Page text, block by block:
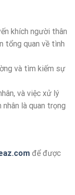
khích người thân
tổng quan về tình
và tìm kiếm sự
và việc xử lý
là quan trọng
để được